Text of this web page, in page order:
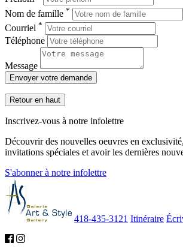
Nom de famille *
Courriel *
Téléphone
Message
Envoyer votre demande
Retour en haut
Inscrivez-vous à notre infolettre
Découvrir des nouvelles oeuvres en
invitations spéciales et avoir les dernières
S'abonner à notre infolettre
418-435-3121 Itinéraire